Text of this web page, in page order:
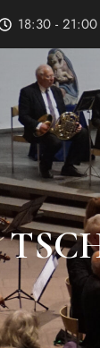
18:30 - 21:00